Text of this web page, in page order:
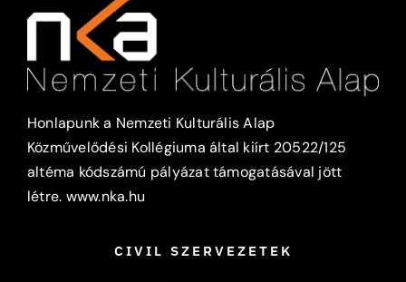
Honlapunk a Nemzeti Kulturális Alap
Közművelődési Kollégiuma által kiírt 20522/125
altéma kódszámú pályázat támogatásával jött
létre. www.nka.hu
CIVIL SZERVEZETEK